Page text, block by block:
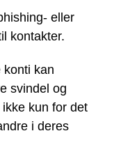
eller
kontakter.
konti kan
svindel og
kun for det
i deres